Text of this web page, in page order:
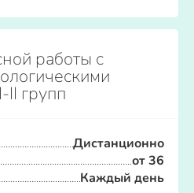
работы с
II групп
Дистанционно
от 36
Каждый день